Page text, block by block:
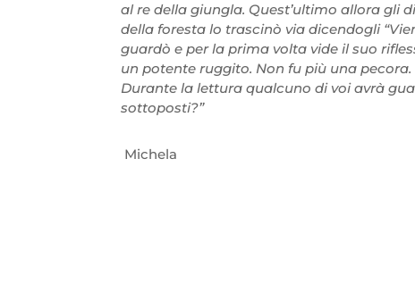
al re della giungla. Quest’ultimo allora gli
della foresta lo trascinò via dicendogli
guardò e per la prima volta vide il suo
un potente ruggito. Non fu più una
Durante la lettura qualcuno di voi avrà
sottoposti?”
Michela